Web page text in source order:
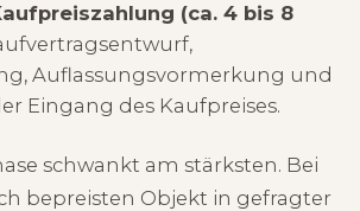
(ca. 4 bis 8
Auflassungsvormerkung und
Eingang des Kaufpreises.
schwankt am stärksten. Bei
bepreisten Objekt in gefragter